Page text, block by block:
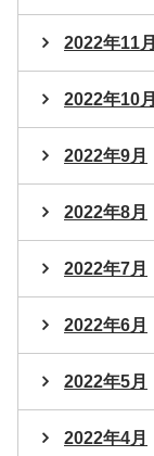
2022年11月
2022年10月
2022年9月
2022年8月
2022年7月
2022年6月
2022年5月
2022年4月